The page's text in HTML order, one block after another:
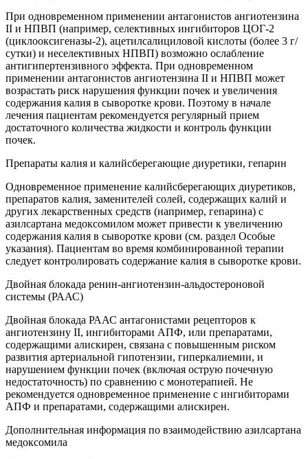
При одновременном применении антагонистов ангиотензина
II и НПВП (например, селективных ингибиторов ЦОГ-2
(циклооксигеназы-2), ацетилсалициловой кислоты (более 3 г/
сутки) и неселективных НПВП) возможно ослабление
антигипертензивного эффекта. При одновременном
применении антагонистов ангиотензина II и НПВП может
возрастать риск нарушения функции почек и увеличения
содержания калия в сыворотке крови. Поэтому в начале
лечения пациентам рекомендуется регулярный прием
достаточного количества жидкости и контроль функции
почек.
Препараты калия и калийсберегающие диуретики, гепарин
Одновременное применение калийсберегающих диуретиков,
препаратов калия, заменителей солей, содержащих калий и
других лекарственных средств (например, гепарина) с
азилсартана медоксомилом может привести к увеличению
содержания калия в сыворотке крови (см. раздел Особые
указания). Пациентам во время комбинированной терапии
следует контролировать содержание калия в сыворотке крови.
Двойная блокада ренин-ангиотензин-альдостероновой
системы (РААС)
Двойная блокада РААС антагонистами рецепторов к
ангиотензину II, ингибиторами АПФ, или препаратами,
содержащими алискирен, связана с повышенным риском
развития артериальной гипотензии, гиперкалиемии, и
нарушением функции почек (включая острую почечную
недостаточность) по сравнению с монотерапией. Не
рекомендуется одновременное применение с ингибиторами
АПФ и препаратами, содержащими алискирен.
Дополнительная информация по взаимодействию азилсартана
медоксомила